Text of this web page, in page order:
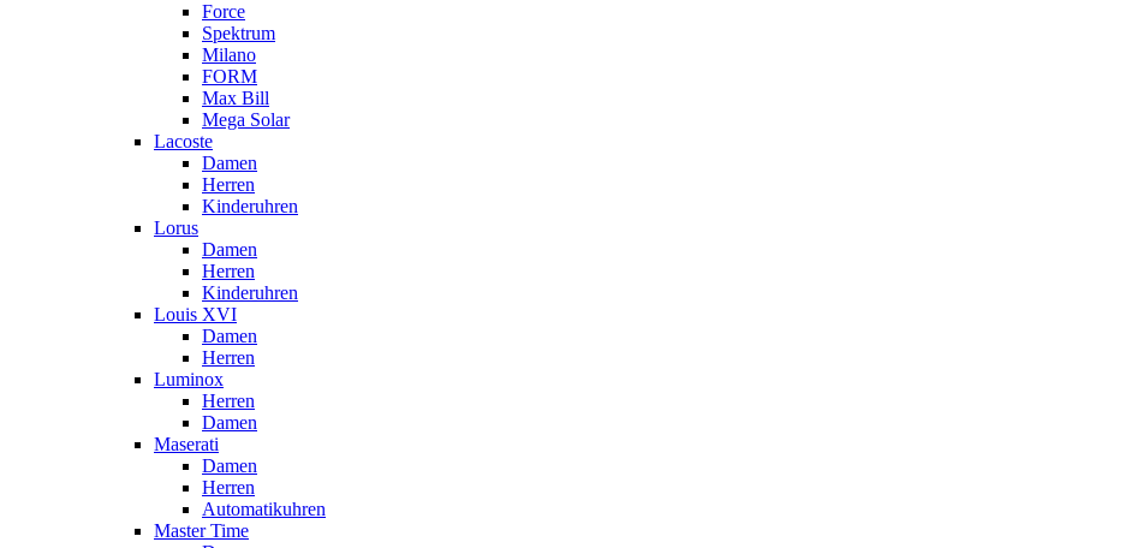
Force
Spektrum
Milano
FORM
Max Bill
Mega Solar
Lacoste
Damen
Herren
Kinderuhren
Lorus
Damen
Herren
Kinderuhren
Louis XVI
Damen
Herren
Luminox
Herren
Damen
Maserati
Damen
Herren
Automatikuhren
Master Time